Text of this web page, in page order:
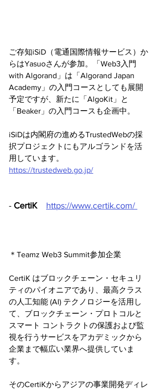
ご存知iSiD（電通国際情報サービス）か
らはYasuoさんが参加。「Web3入門
with Algorand」は「Algorand Japan
Academy」の入門コースとしても展開
予定ですが、新たに「AlgoKit」と
「Beaker」の入門コースも企画中。
iSiDは内閣府の進めるTrustedWebの採
択プロジェクトにもアルゴランドを活
用しています。
https://trustedweb.go.jp/
- CertiK https://www.certik.com/
＊Teamz Web3 Summit参加企業
CertiK はブロックチェーン・セキュリ
ティのパイオニアであり、最高クラス
の人工知能 (AI) テクノロジーを活用し
て、ブロックチェーン・プロトコルと
スマート コントラクトの保護および監
視を行うサービスをアカデミックから
企業まで幅広い業界へ提供していま
す。
そのCertiKからアジアの事業開発ディレ